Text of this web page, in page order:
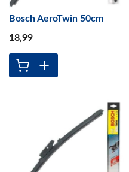
Bosch AeroTwin 50cm
18,99